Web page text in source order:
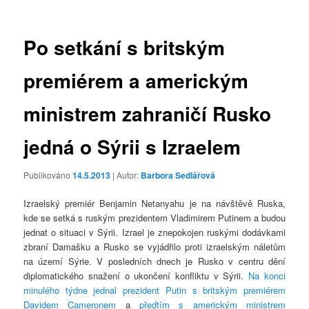
Po setkání s britským
premiérem a americkým
ministrem zahraničí Rusko
jedná o Sýrii s Izraelem
Publikováno14.5.2013 | Autor: Barbora Sedlářová
Izraelský premiér Benjamin Netanyahu je na návštěvě Ruska,
kde se setká s ruským prezidentem Vladimirem Putinem a budou
jednat o situaci v Sýrii. Izrael je znepokojen ruskými dodávkami
zbraní Damašku a Rusko se vyjádřilo proti izraelským náletům
na území Sýrie. V posledních dnech je Rusko v centru dění
diplomatického snažení o ukončení konfliktu v Sýrii. Na konci
minulého týdne jednal prezident Putin s britským premiérem
Davidem Cameronem apředtím s americkým ministrem